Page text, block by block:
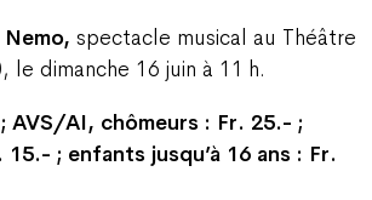
spectacle musical au Théâtre
dimanche 16 juin à 11 h.
AVS/AI, chômeurs : Fr. 25.- ;
; enfants jusqu’à 16 ans : Fr.